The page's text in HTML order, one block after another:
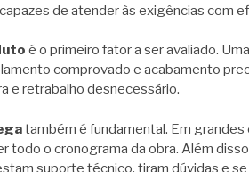
de atender às exigências com
é o primeiro fator a ser avaliado.
comprovado e acabamento
e retrabalho desnecessário.
também é fundamental. Em
todo o cronograma da obra. Além
suporte técnico, tiram dúvidas e